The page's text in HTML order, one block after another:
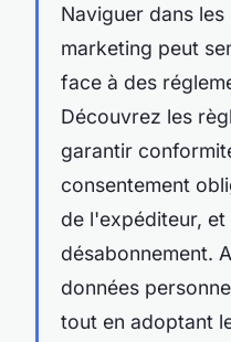
Naviguer dans
marketing peut
face à des
Découvrez les
garantir
consentement
de l'expéditeur,
désabonnement.
données
tout en adoptant